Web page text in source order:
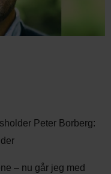
Peter Borberg:
– nu går jeg med